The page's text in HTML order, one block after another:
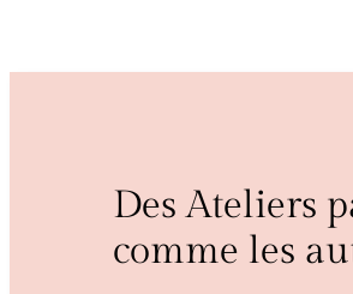
Des Ateliers
comme les